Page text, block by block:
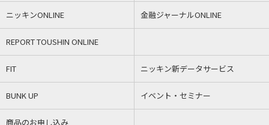
ニッキンONLINE 金融ジャーナルONLINE
REPORT TOUSHIN ONLINE
FIT ニッキン新データサービス
BUNK UP イベント・セミナー
商品のお申し込み